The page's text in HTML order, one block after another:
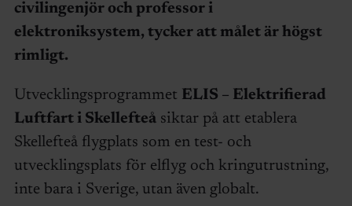
civilingenjör och professor i
elektroniksystem, tycker att målet är högst
rimligt.
Utvecklingsprogrammet ELIS – Elektrifierad
Luftfart i Skellefteåsiktar på att etablera
Skellefteå flygplats som en test- och
utvecklingsplats för elflyg och kringutrustning,
inte bara i Sverige, utan även globalt.